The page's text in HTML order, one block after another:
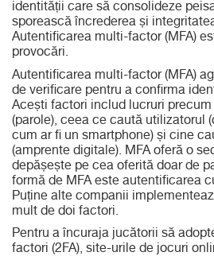
identității care să consolideze
sporească încrederea și
Autentificarea multi-factor (MFA)
provocări.
Autentificarea multi-factor (MFA)
de verificare pentru a confirma
Acești factori includ lucruri
(parole), ceea ce caută utilizatorul
cum ar fi un smartphone) și cine
(amprente digitale). MFA oferă o
depășește pe cea oferită doar de
formă de MFA este autentificarea
Puține alte companii
mult de doi factori.
Pentru a încuraja jucătorii să
factori (2FA), site-urile de jocuri